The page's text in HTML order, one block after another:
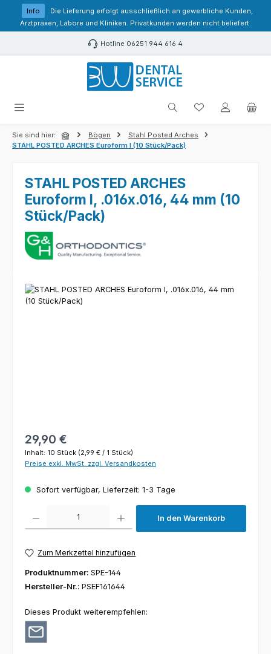
Zum Hauptinhalt springen
Info
Die Lieferung erfolgt ausschließlich an gewerbliche Kunden,
Arztpraxen, Labore und Kliniken. Privatkunden werden nicht beliefert.
Hotline 06251 944 616 4
Du hast 0
Sie sind hier: Bögen
Stahl Posted Arches
STAHL POSTED ARCHES Euroform I (10 Stück/Pack)
STAHL POSTED ARCHES
Euroform I, .016x.016, 44 mm (10
Stück/Pack)
Bildergalerie überspringen
Regulärer Preis:
29,90 €
Inhalt: 10 Stück (2,99 € / 1 Stück)
Preise exkl. MwSt. zzgl. Versandkosten
Sofort verfügbar, Lieferzeit: 1-3 Tage
In den Warenkorb
Zum Merkzettel hinzufügen
Produktnummer: SPE-144
Hersteller-Nr.: PSEF161644
Dieses Produkt weiterempfehlen: